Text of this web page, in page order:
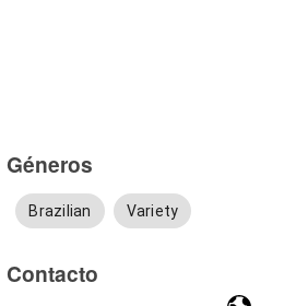
Géneros
Brazilian Variety
Contacto